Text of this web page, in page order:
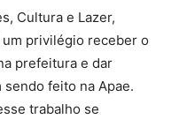
Cultura e Lazer,
privilégio receber o
prefeitura e dar
feito na Apae.
trabalho se